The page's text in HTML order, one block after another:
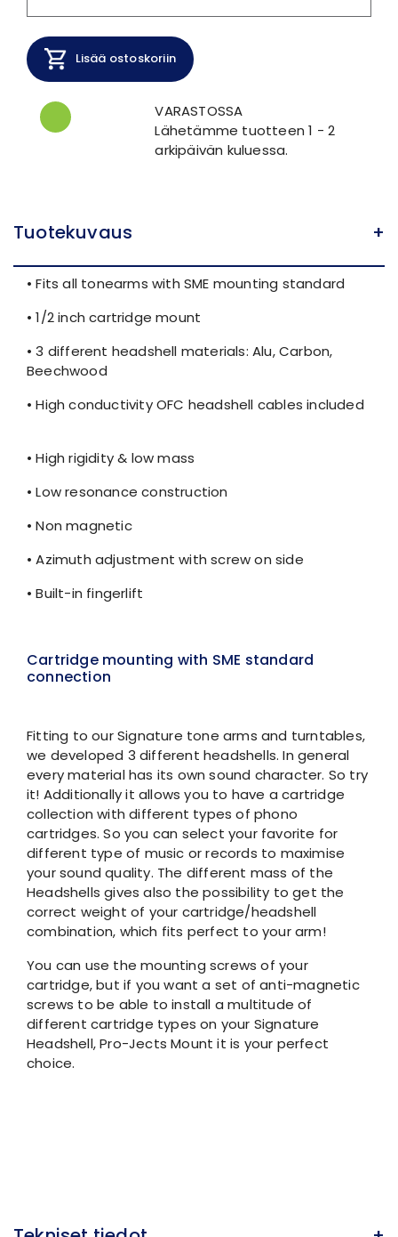
Lisää ostoskoriin
VARASTOSSA
Lähetämme tuotteen 1 - 2
arkipäivän kuluessa.
Tuotekuvaus +
• Fits all tonearms with SME mounting standard
• 1/2 inch cartridge mount
• 3 different headshell materials: Alu, Carbon,
Beechwood
• High conductivity OFC headshell cables included
• High rigidity & low mass
• Low resonance construction
• Non magnetic
• Azimuth adjustment with screw on side
• Built-in fingerlift
Cartridge mounting with SME standard
connection
Fitting to our Signature tone arms and turntables,
we developed 3 different headshells. In general
every material has its own sound character. So try
it! Additionally it allows you to have a cartridge
collection with different types of phono
cartridges. So you can select your favorite for
different type of music or records to maximise
your sound quality. The different mass of the
Headshells gives also the possibility to get the
correct weight of your cartridge/headshell
combination, which fits perfect to your arm!
You can use the mounting screws of your
cartridge, but if you want a set of anti-magnetic
screws to be able to install a multitude of
different cartridge types on your Signature
Headshell, Pro-Jects Mount it is your perfect
choice.